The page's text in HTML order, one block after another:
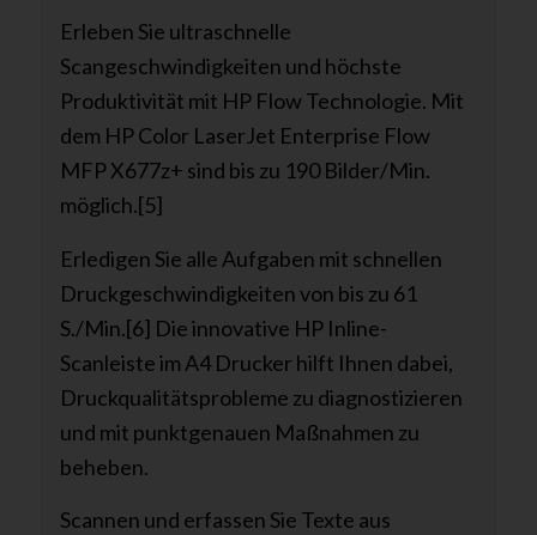
Erleben Sie ultraschnelle
Scangeschwindigkeiten und höchste
Produktivität mit HP Flow Technologie. Mit
dem HP Color LaserJet Enterprise Flow
MFP X677z+ sind bis zu 190 Bilder/Min.
möglich.[5]
Erledigen Sie alle Aufgaben mit schnellen
Druckgeschwindigkeiten von bis zu 61
S./Min.[6] Die innovative HP Inline-
Scanleiste im A4 Drucker hilft Ihnen dabei,
Druckqualitätsprobleme zu diagnostizieren
und mit punktgenauen Maßnahmen zu
beheben.
Scannen und erfassen Sie Texte aus